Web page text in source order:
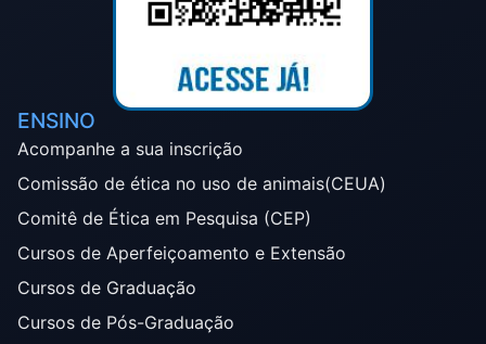
ENSINO
Acompanhe a sua inscrição
Comissão de ética no uso de animais(CEUA)
Comitê de Ética em Pesquisa (CEP)
Cursos de Aperfeiçoamento e Extensão
Cursos de Graduação
Cursos de Pós-Graduação